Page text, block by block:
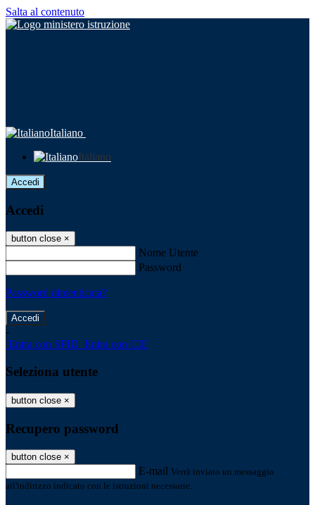
Salta al contenuto
Italiano
Italiano
Accedi
Accedi
button close ×
Nome Utente
Password
Password dimenticata?
-
Entra con SPID Entra con CIE
Seleziona utente
button close ×
Recupero password
button close ×
E-mail Verrà inviato un messaggio
all'indirizzo indicato con le istruzioni necessarie.